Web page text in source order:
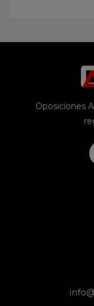
Oposiciones